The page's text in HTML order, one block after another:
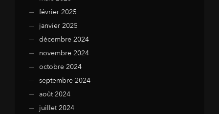
février 2025
janvier 2025
décembre 2024
novembre 2024
octobre 2024
septembre 2024
août 2024
juillet 2024